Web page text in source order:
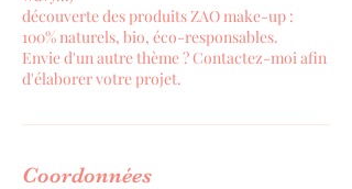
découverte des produits ZAO make-up :
100% naturels, bio, éco-responsables.
​Envie d'un autre thème ? Contactez-moi afin
Coordonnées